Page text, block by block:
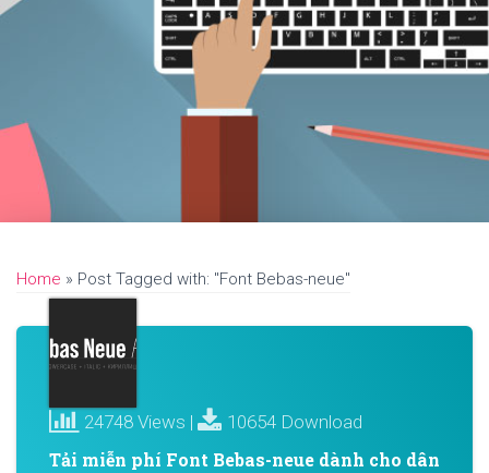
Home » Post Tagged with: "Font Bebas-neue"
24748 Views | 10654 Download
Tải miễn phí Font Bebas-neue dành cho dân